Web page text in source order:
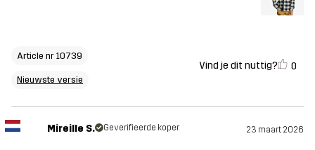
Article nr 10739
Nieuwste versie
Vind je dit nuttig? 0
Mireille S. Geverifieerde koper 23 maart 2026